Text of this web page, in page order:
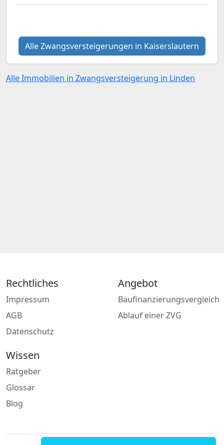
Alle Zwangsversteigerungen in Kaiserslautern
Alle Immobilien in Zwangsversteigerung in Linden
Rechtliches
Impressum
AGB
Datenschutz
Angebot
Baufinanzierungsvergleich
Ablauf einer ZVG
Wissen
Ratgeber
Glossar
Blog